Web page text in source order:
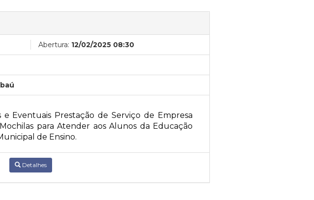
Abertura: 12/02/2025 08:30
Eventuais Prestação de Serviço de Empresa
para Atender aos Alunos da Educação
de Ensino.
Detalhes